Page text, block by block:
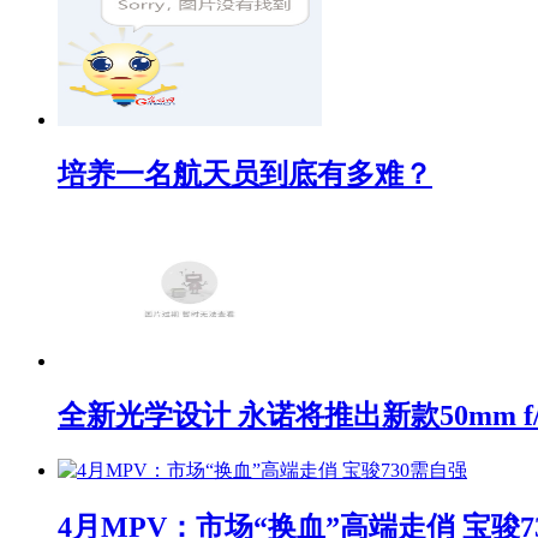
培养一名航天员到底有多难？
全新光学设计 永诺将推出新款50mm
4月MPV：市场“换血”高端走俏 宝骏